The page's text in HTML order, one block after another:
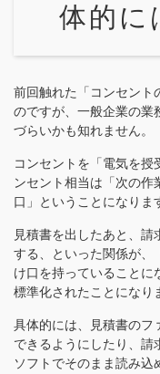
体的に
前回触れた「コンセント
のですが、一般企業の業
づらいかも知れません。
コンセントを「電気を授
ンセント相当は「次の作
口」ということになりま
見積書を出したあと、
する、といった関係が、
け口を持っていることに
標準化されたことになり
具体的には、見積書のフ
できるようにしたり、請
ソフトでそのまま読み